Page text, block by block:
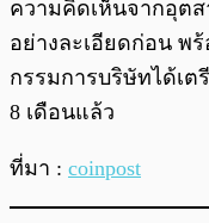
ความคิดเห็นจากอุต
อย่างละเอียดก่อน พ
กรรมการบริษัทได้เต
8 เดือนแล้ว
ที่มา : coinpost